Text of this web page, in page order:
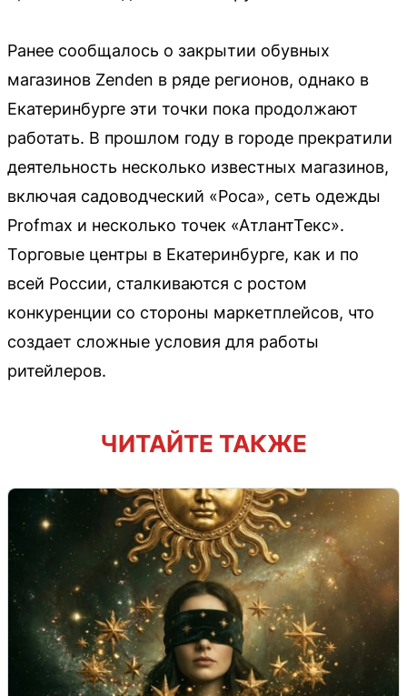
Ранее сообщалось о закрытии обувных
магазинов Zenden в ряде регионов, однако в
Екатеринбурге эти точки пока продолжают
работать. В прошлом году в городе прекратили
деятельность несколько известных магазинов,
включая садоводческий «Роса», сеть одежды
Profmax и несколько точек «АтлантТекс».
Торговые центры в Екатеринбурге, как и по
всей России, сталкиваются с ростом
конкуренции со стороны маркетплейсов, что
создает сложные условия для работы
ритейлеров.
ЧИТАЙТЕ ТАКЖЕ